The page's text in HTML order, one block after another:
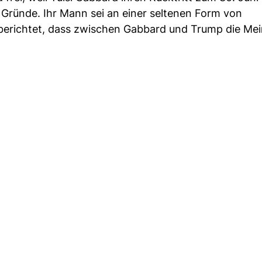
Ihr Mann sei an einer seltenen Form von
dass zwischen Gabbard und Trump die